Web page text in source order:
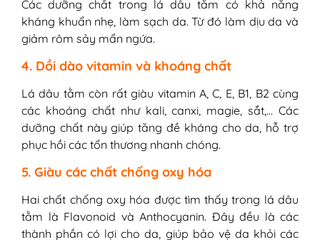
Các dưỡng chất trong lá dâu tằm có khả năng
kháng khuẩn nhẹ, làm sạch da. Từ đó làm dịu da và
giảm rôm sảy mẩn ngứa.
4. Dồi dào vitamin và khoáng chất
Lá dâu tằm còn rất giàu vitamin A, C, E, B1, B2 cùng
các khoáng chất như kali, canxi, magie, sắt,… Các
dưỡng chất này giúp tăng đề kháng cho da, hỗ trợ
phục hồi các tổn thương nhanh chóng.
5. Giàu các chất chống oxy hóa
Hai chất chống oxy hóa được tìm thấy trong lá dâu
tằm là Flavonoid và Anthocyanin. Đây đều là các
thành phần có lợi cho da, giúp bảo vệ da khỏi các